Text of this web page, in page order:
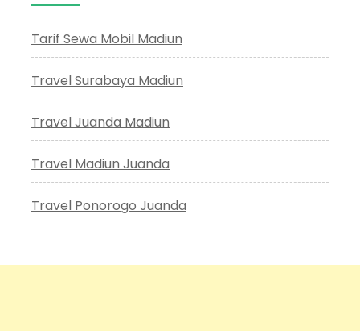
Tarif Sewa Mobil Madiun
Travel Surabaya Madiun
Travel Juanda Madiun
Travel Madiun Juanda
Travel Ponorogo Juanda